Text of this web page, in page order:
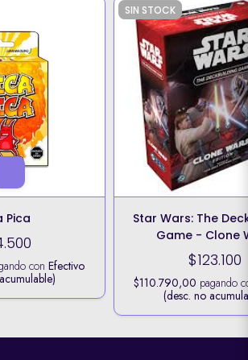
Pica
con Efectivo
SIN STOCK
Star Wars: The
Game - Clone
$123.100
$110.790,00 pagando
(desc. no